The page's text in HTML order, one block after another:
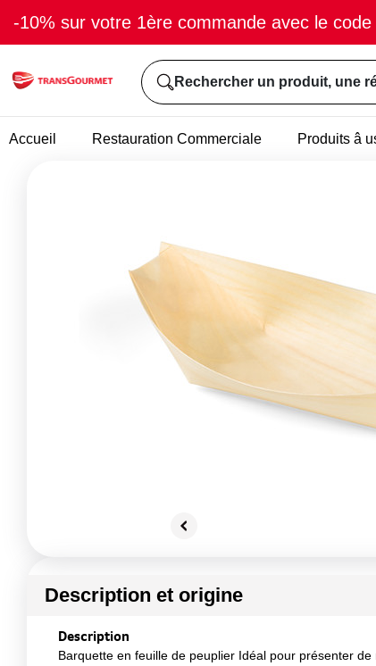
-10% sur votre 1ère commande avec le code
Rechercher un produit, une
Accueil Restauration Commerciale Produits â
Description et origine
Description
Barquette en feuille de peuplier Idéal pour présenter